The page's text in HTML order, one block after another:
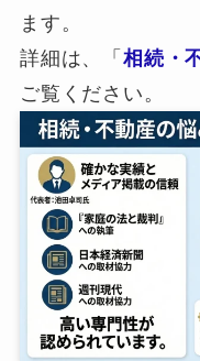
ます。
詳細は、「 相続・
ご覧ください。